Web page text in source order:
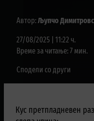
Автор:Љупчо
27/08/2025 | 11:22 ч.
Време за читање: 7 мин.
Сподели со други
Кус претпладневен